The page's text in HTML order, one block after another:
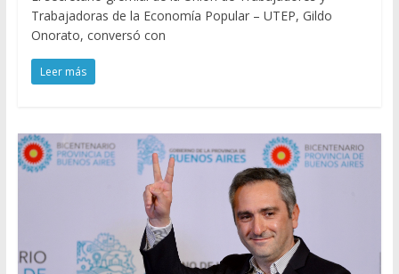
Trabajadoras de la Economía Popular – UTEP, Gildo
Onorato, conversó con
Leer más